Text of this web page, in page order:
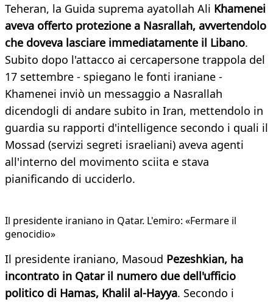
Teheran, la Guida suprema ayatollah Ali Khamenei
aveva offerto protezione a Nasrallah, avvertendolo
che doveva lasciare immediatamente il Libano.
Subito dopo l'attacco ai cercapersone trappola del
17 settembre - spiegano le fonti iraniane -
Khamenei inviò un messaggio a Nasrallah
dicendogli di andare subito in Iran, mettendolo in
guardia su rapporti d'intelligence secondo i quali il
Mossad (servizi segreti israeliani) aveva agenti
all'interno del movimento sciita e stava
pianificando di ucciderlo.
Il presidente iraniano in Qatar. L'emiro: «Fermare il
genocidio»
Il presidente iraniano, Masoud Pezeshkian, ha
incontrato in Qatar il numero due dell'ufficio
politico di Hamas, Khalil al-Hayya. Secondo i